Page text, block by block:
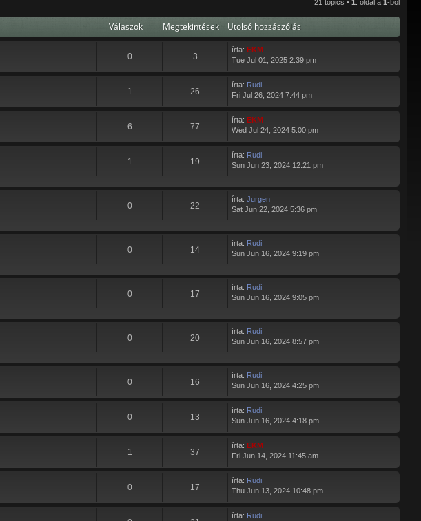
o
l
s
b
g
é
s
e
i
s
21 topics • 1 . oldal a 1-ból
Válaszok Megtekintések Utolsó hozzászólás
0 3
írta: EKM
Tue Jul 01, 2025 2:39 pm
1 26
írta: Rudi
Fri Jul 26, 2024 7:44 pm
6 77
írta: EKM
Wed Jul 24, 2024 5:00 pm
1 19
írta: Rudi
Sun Jun 23, 2024 12:21 pm
0 22
írta: Jurgen
Sat Jun 22, 2024 5:36 pm
0 14
írta: Rudi
Sun Jun 16, 2024 9:19 pm
0 17
írta: Rudi
Sun Jun 16, 2024 9:05 pm
0 20
írta: Rudi
Sun Jun 16, 2024 8:57 pm
0 16
írta: Rudi
Sun Jun 16, 2024 4:25 pm
0 13
írta: Rudi
Sun Jun 16, 2024 4:18 pm
1 37
írta: EKM
Fri Jun 14, 2024 11:45 am
0 17
írta: Rudi
Thu Jun 13, 2024 10:48 pm
írta: Rudi